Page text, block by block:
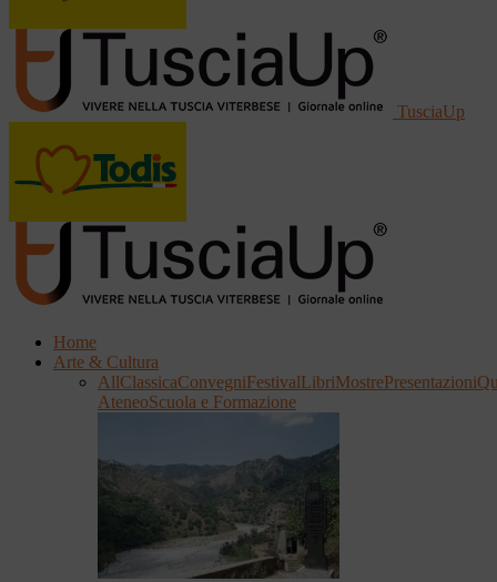
TusciaUp
Home
Arte & Cultura
AllClassicaConvegniFestivalLibriMostrePresentazioni
AteneoScuola e Formazione